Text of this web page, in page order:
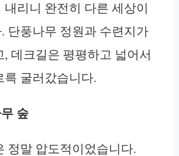
내리니 완전히 다른 세상이
단풍나무 정원과 수련지가
, 데크길은 평평하고 넓어서
륵 굴러갔습니다.
숲
정말 압도적이었습니다.